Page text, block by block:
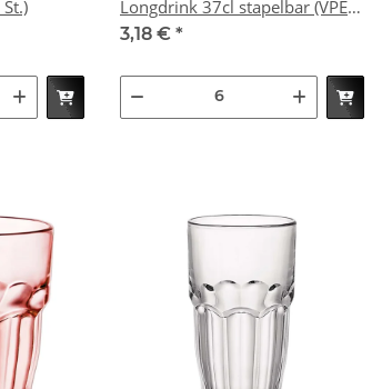
6 St.)
Longdrink 37cl stapelbar (VPE 6
St.)
3,18 € *